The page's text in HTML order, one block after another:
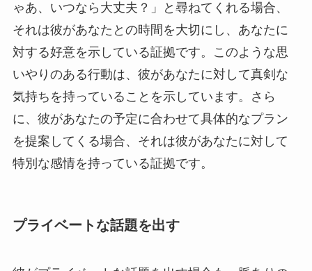
ゃあ、いつなら大丈夫？」と尋ねてくれる場合、
それは彼があなたとの時間を大切にし、あなたに
対する好意を示している証拠です。このような思
いやりのある行動は、彼があなたに対して真剣な
気持ちを持っていることを示しています。さら
に、彼があなたの予定に合わせて具体的なプラン
を提案してくる場合、それは彼があなたに対して
特別な感情を持っている証拠です。
プライベートな話題を出す